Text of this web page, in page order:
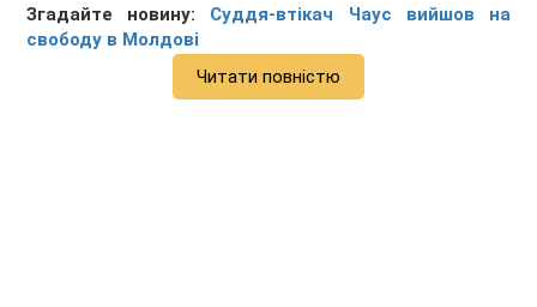
Згадайте новину: Суддя-втікач Чаус вийшов на
свободу в Молдові
Читати повністю